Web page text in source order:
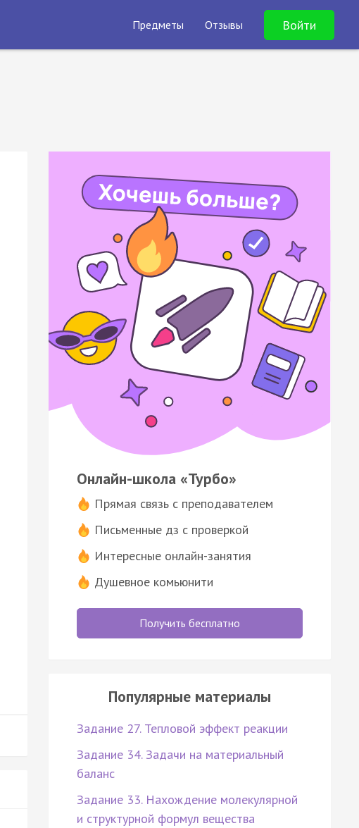
Предметы Отзывы Войти
Онлайн-школа «Турбо»
Прямая связь с преподавателем
Письменные дз с проверкой
Интересные онлайн-занятия
Душевное комьюнити
Получить бесплатно
Популярные материалы
Задание 27. Тепловой эффект реакции
Задание 34. Задачи на материальный
баланс
Задание 33. Нахождение молекулярной
и структурной формул вещества